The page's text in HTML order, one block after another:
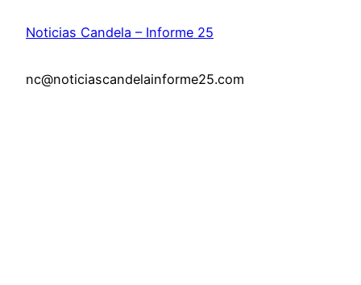
Noticias Candela – Informe 25
nc@noticiascandelainforme25.com